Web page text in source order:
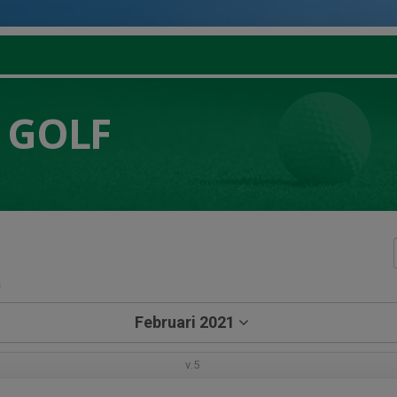
Februari 2021
v.5